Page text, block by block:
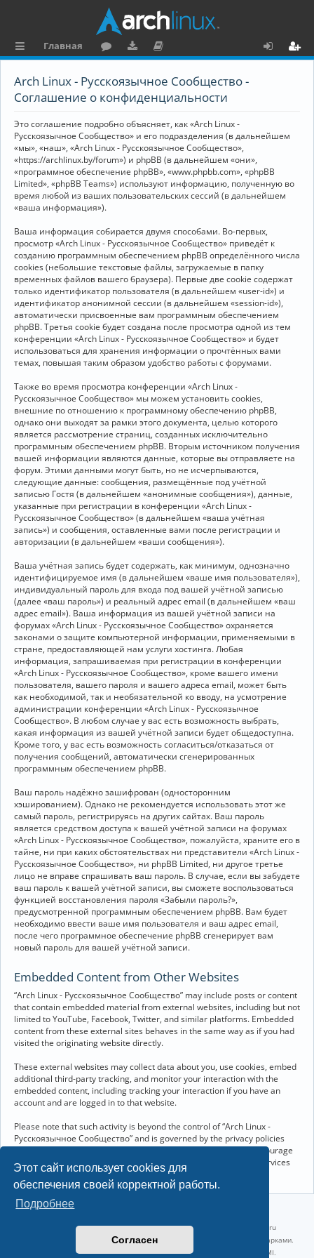
Этот сайт использует cookies для
обеспечения своей корректной работы.
Подробнее
Согласен
ы
к
и
Главная
ру
ру
и
ку
е
н
та
ц
я
Arch Linux - Русскоязычное Сообщество -
Соглашение о конфиденциальности
Это соглашение подробно объясняет, как «Arch Linux -
Русскоязычное Сообщество» и его подразделения (в дальнейшем
«мы», «наш», «Arch Linux - Русскоязычное Сообщество»,
«https://archlinux.by/forum») и phpBB (в дальнейшем «они»,
«программное обеспечение phpBB», «www.phpbb.com», «phpBB
Limited», «phpBB Teams») используют информацию, полученную во
время любой из ваших пользовательских сессий (в дальнейшем
«ваша информация»).
Ваша информация собирается двумя способами. Во-первых,
просмотр «Arch Linux - Русскоязычное Сообщество» приведёт к
созданию программным обеспечением phpBB определённого числа
cookies (небольшие текстовые файлы, загружаемые в папку
временных файлов вашего браузера). Первые две cookie содержат
только идентификатор пользователя (в дальнейшем «user-id») и
идентификатор анонимной сессии (в дальнейшем «session-id»),
автоматически присвоенные вам программным обеспечением
phpBB. Третья cookie будет создана после просмотра одной из тем
конференции «Arch Linux - Русскоязычное Сообщество» и будет
использоваться для хранения информации о прочтённых вами
темах, повышая таким образом удобство работы с форумами.
Также во время просмотра конференции «Arch Linux -
Русскоязычное Сообщество» мы можем установить cookies,
внешние по отношению к программному обеспечению phpBB,
однако они выходят за рамки этого документа, целью которого
является рассмотрение страниц, созданных исключительно
программным обеспечением phpBB. Вторым источником получения
вашей информации являются данные, которые вы отправляете на
форум. Этими данными могут быть, но не исчерпываются,
следующие данные: сообщения, размещённые под учётной
записью Гостя (в дальнейшем «анонимные сообщения»), данные,
указанные при регистрации в конференции «Arch Linux -
Русскоязычное Сообщество» (в дальнейшем «ваша учётная
запись») и сообщения, оставленные вами после регистрации и
авторизации (в дальнейшем «ваши сообщения»).
Ваша учётная запись будет содержать, как минимум, однозначно
идентифицируемое имя (в дальнейшем «ваше имя пользователя»),
индивидуальный пароль для входа под вашей учётной записью
(далее «ваш пароль») и реальный адрес email (в дальнейшем «ваш
адрес email»). Ваша информация из вашей учётной записи на
форумах «Arch Linux - Русскоязычное Сообщество» охраняется
законами о защите компьютерной информации, применяемыми в
стране, предоставляющей нам услуги хостинга. Любая
информация, запрашиваемая при регистрации в конференции
«Arch Linux - Русскоязычное Сообщество», кроме вашего имени
пользователя, вашего пароля и вашего адреса email, может быть
как необходимой, так и необязательной ко вводу, на усмотрение
администрации конференции «Arch Linux - Русскоязычное
Сообщество». В любом случае у вас есть возможность выбрать,
какая информация из вашей учётной записи будет общедоступна.
Кроме того, у вас есть возможность согласиться/отказаться от
получения сообщений, автоматически сгенерированных
программным обеспечением phpBB.
Ваш пароль надёжно зашифрован (односторонним
хэшированием). Однако не рекомендуется использовать этот же
самый пароль, регистрируясь на других сайтах. Ваш пароль
является средством доступа к вашей учётной записи на форумах
«Arch Linux - Русскоязычное Сообщество», пожалуйста, храните его в
тайне, ни при каких обстоятельствах ни представители «Arch Linux -
Русскоязычное Сообщество», ни phpBB Limited, ни другое третье
лицо не вправе спрашивать ваш пароль. В случае, если вы забудете
ваш пароль к вашей учётной записи, вы сможете воспользоваться
функцией восстановления пароля «Забыли пароль?»,
предусмотренной программным обеспечением phpBB. Вам будет
необходимо ввести ваше имя пользователя и ваш адрес email,
после чего программное обеспечение phpBB сгенерирует вам
новый пароль для вашей учётной записи.
Embedded Content from Other Websites
“Arch Linux - Русскоязычное Сообщество” may include posts or content
that contain embedded material from external websites, including but not
limited to YouTube, Facebook, Twitter, and similar platforms. Embedded
content from these external sites behaves in the same way as if you had
visited the originating website directly.
These external websites may collect data about you, use cookies, embed
additional third-party tracking, and monitor your interaction with the
embedded content, including tracking your interaction if you have an
account and are logged in to that website.
Please note that such activity is beyond the control of “Arch Linux -
Русскоязычное Сообщество” and is governed by the privacy policies
and terms of service of the respective external websites. We encourage
you to review the privacy and cookie policies of any third-party services
you interact with through embedded content.
Linux 6.18.40-1-lts x86_64 GNU/Linux 2026-07-26 08:48:12 |
vps reg.ru
Название и логотип Arch Linux ™ являются признанными торговыми марками.
Linux ® — зарегистрированная торговая марка Linus Torvalds и LMI.